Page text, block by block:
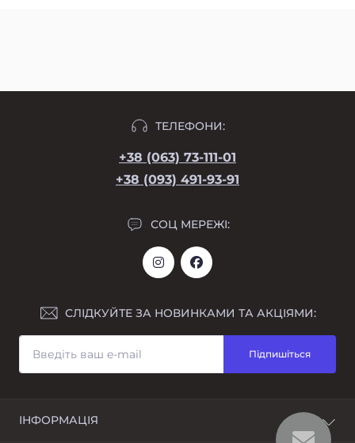
ТЕЛЕФОНИ:
+38 (063) 73-111-01
+38 (093) 491-93-91
СОЦ МЕРЕЖІ:
СЛІДКУЙТЕ ЗА НОВИНКАМИ ТА АКЦІЯМИ:
Підпишіться
ІНФОРМАЦІЯ